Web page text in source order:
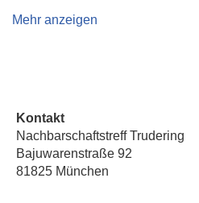
Mehr anzeigen
Kontakt
Nachbarschaftstreff Trudering
Bajuwarenstraße 92
81825 München